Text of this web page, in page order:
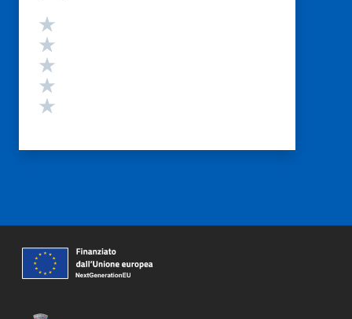
Valutazione